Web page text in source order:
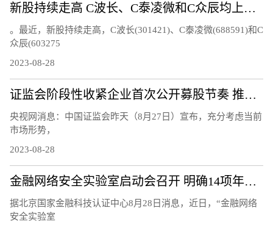
新股持续走高 C波长、C泰凌微和C众辰均上涨超过20%
。最近，新股持续走高，C波长(301421)、C泰凌微(688591)和C
众辰(603275
2023-08-28
证监会阶段性收紧企业首次公开募股节奏 推动市场回暖
央视网消息：中国证监会昨天（8月27日）宣布，充分考虑当前
市场形势，
2023-08-28
金融网络安全实验室启动会召开 明确14项年度重点工作任务
据北京国家金融科技认证中心8月28日消息，近日，“金融网络
安全实验室